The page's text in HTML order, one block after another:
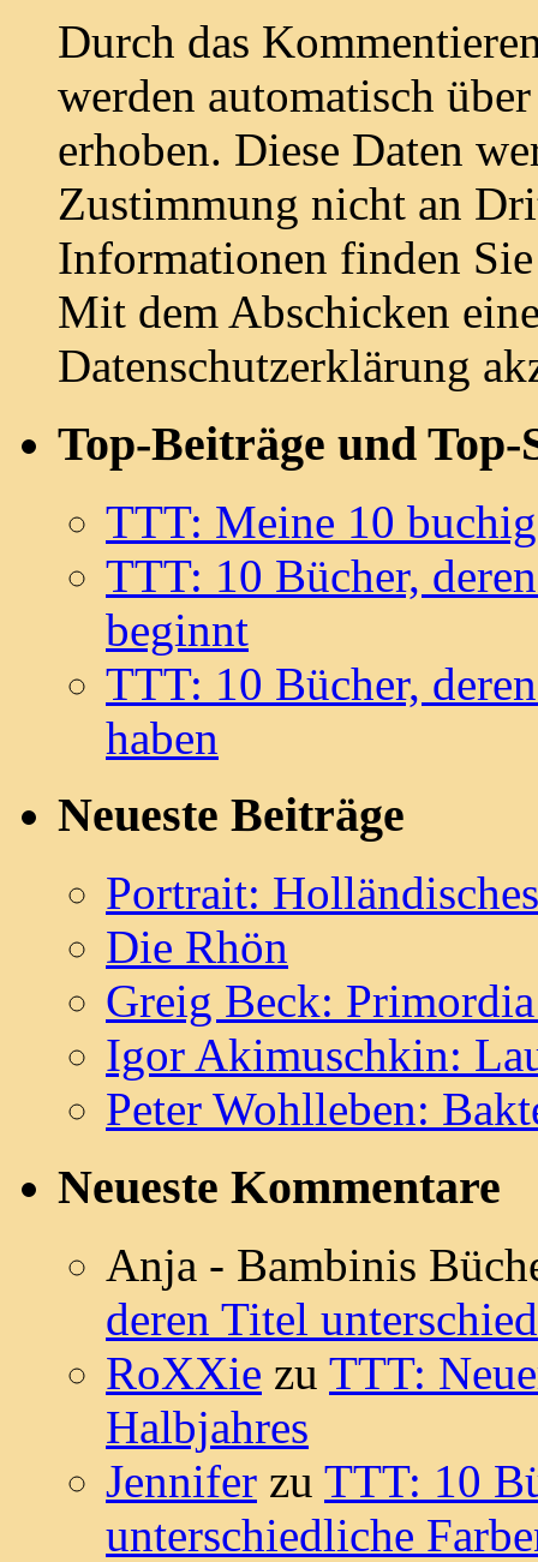
Durch das
werden automatisch
erhoben. Diese Daten
Zustimmung nicht an
Informationen finden
Mit dem Abschicken
Datenschutzerklärung
Top-Beiträge und Top-
TTT: Meine 10
TTT: 10 Bücher,
beginnt
TTT: 10 Bücher,
haben
Neueste Beiträge
Portrait:
Die Rhön
Greig Beck:
Igor Akimuschkin:
Peter Wohlleben:
Neueste Kommentare
Anja - Bambinis
deren Titel
RoXXie zu TTT:
Halbjahres
Jennifer zu TTT: 10
unterschiedliche